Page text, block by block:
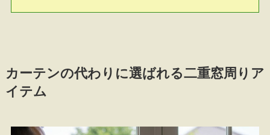
カーテンの代わりに選ばれる二重窓周りア
イテム